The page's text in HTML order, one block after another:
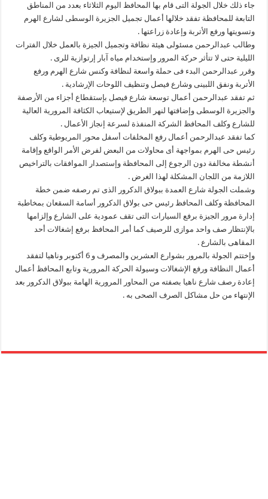
جاء ذلك خلال الجولة التى قام بها المحافظ اليوم الثلاثاء بعدد من المناطق
التابعة للمحافظة تفقد خلالها أعمال تجميل الجزيرة الوسطى لشارع الهرم
وتسويتها ورفع الأتربة وإعادة زراعتها .
وطالب عبدالرحمن مسئولى هيئة نظافة وتجميل الجيزة بالعمل خلال الفترات
الليلية حتى لا تتأثر حركة المرور وإستخدام مياه آبار إرتوازية للرى .
وقرر عبدالرحمن البدء فى حملة واسعة لنظافة وكنس شارع الهرم ورفع
الأتربة ونفق اللبينى وشارع فيصل وتنظيف اللوحات الإرشادية .
ثم تفقد عبدالرحمن أعمال توسعة شارع فيصل بإستقطاع أجزاء من الأرصفة
والجزيرة الوسطى وإضافتها لنهر الطريق لإستيعاب الكثافة المرورية العالية
للشارع وكلف المحافظ الشركة المنفذة لسرعة إنجاز الأعمال .
كما تفقد عبدالرحمن أعمال رفع المخلفات أسفل محور المريوطية وكلف
رئيس حى الهرم بمواجهة أى محاولات من البعض لفرض الأمر الواقع وإقامة
أنشطة مخالفة دون الرجوع إلى المحافظة وإستصدار الموافقات بالتراخيص
اللازمة من اللجان المشكلة لهذا الغرض .
وشملت الجولة شارع العمدة ببولاق الدكرور الذى تم رصفه ضمن خطة
المحافظة وكلف المحافظ رئيس حى بولاق الدكرور أسامة السقعان بمخاطبة
إدارة مرور الجيزة برفع السيارات التى تقف عمودية على الشارع وإلزامها
بالإنتظار صف واحد موازى للرصيف كما أمر المحافظ برفع إشغالات أحد
المقاهى بالشارع .
وإختتم الجولة بالمرور بشوارع العشرين والمصرف و 6 أكتوبر وناهيا لتفقد
أعمال النظافة ورفع الإشغالات وسيولة الحركة المرورية وتابع المحافظ أعمال
إعادة رصف شارع ناهيا بصفته من المحاور المرورية الهامة ببولاق الدكرور بعد
الإنتهاء من حل مشاكل الصرف الصحى به .